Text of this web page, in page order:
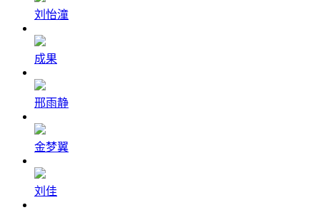
刘怡潼
成果
邢雨静
金梦翼
刘佳